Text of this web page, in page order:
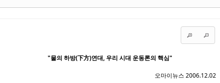
"물의 하방(下方)연대, 우리 시대 운동론의 핵심"
오마이뉴스 2006.12.02